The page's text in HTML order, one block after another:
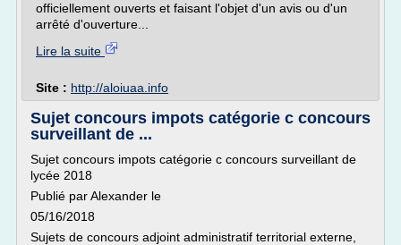
officiellement ouverts et faisant l'objet d'un avis ou d'un
arrêté d'ouverture...
Lire la suite
Site : http://aloiuaa.info
Sujet concours impots catégorie c concours
surveillant de ...
Sujet concours impots catégorie c concours surveillant de
lycée 2018
Publié par Alexander le
05/16/2018
Sujets de concours adjoint administratif territorial externe,